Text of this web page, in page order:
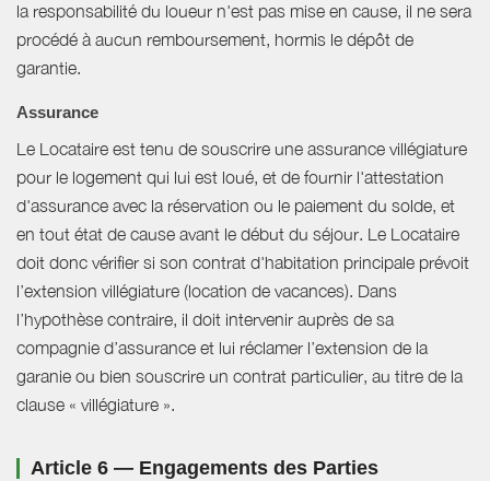
la responsabilité du loueur n'est pas mise en cause, il ne sera
procédé à aucun remboursement, hormis le dépôt de
garantie.
Assurance
Le Locataire est tenu de souscrire une assurance villégiature
pour le logement qui lui est loué, et de fournir l'attestation
d'assurance avec la réservation ou le paiement du solde, et
en tout état de cause avant le début du séjour. Le Locataire
doit donc vérifier si son contrat d'habitation principale prévoit
l’extension villégiature (location de vacances). Dans
l’hypothèse contraire, il doit intervenir auprès de sa
compagnie d’assurance et lui réclamer l’extension de la
garanie ou bien souscrire un contrat particulier, au titre de la
clause « villégiature ».
Article 6 — Engagements des Parties